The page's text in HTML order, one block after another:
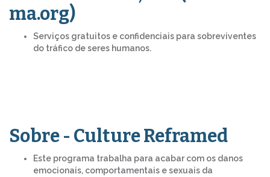
ma.org)
Serviços gratuitos e confidenciais para sobreviventes
do tráfico de seres humanos.
Sobre - Culture Reframed
Este programa trabalha para acabar com os danos
emocionais, comportamentais e sexuais da